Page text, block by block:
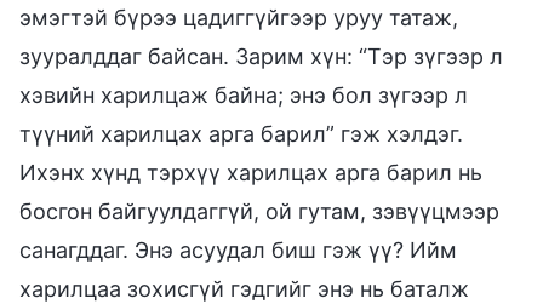
эмэгтэй бүрээ цадиггүйгээр уруу татаж,
зууралддаг байсан. Зарим хүн: “Тэр зүгээр л
хэвийн харилцаж байна; энэ бол зүгээр л
түүний харилцах арга барил” гэж хэлдэг.
Ихэнх хүнд тэрхүү харилцах арга барил нь
босгон байгуулдаггүй, ой гутам, зэвүүцмээр
санагддаг. Энэ асуудал биш гэж үү? Ийм
харилцаа зохисгүй гэдгийг энэ нь баталж